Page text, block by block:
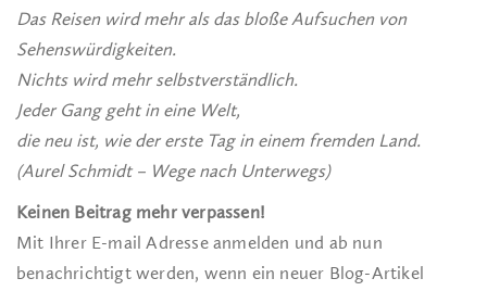
Das Reisen wird mehr als das bloße Aufsuchen von
Sehenswürdigkeiten.
Nichts wird mehr selbstverständlich.
Jeder Gang geht in eine Welt,
die neu ist, wie der erste Tag in einem fremden Land.
(Aurel Schmidt – Wege nach Unterwegs)
Keinen Beitrag mehr verpassen!
Mit Ihrer E-mail Adresse anmelden und ab nun
benachrichtigt werden, wenn ein neuer Blog-Artikel